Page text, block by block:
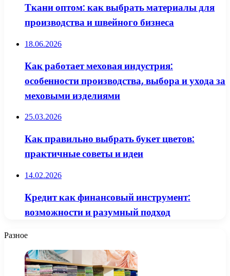
Ткани оптом: как выбрать материалы для
производства и швейного бизнеса
18.06.2026
Как работает меховая индустрия:
особенности производства, выбора и ухода за
меховыми изделиями
25.03.2026
Как правильно выбрать букет цветов:
практичные советы и идеи
14.02.2026
Кредит как финансовый инструмент:
возможности и разумный подход
Разное